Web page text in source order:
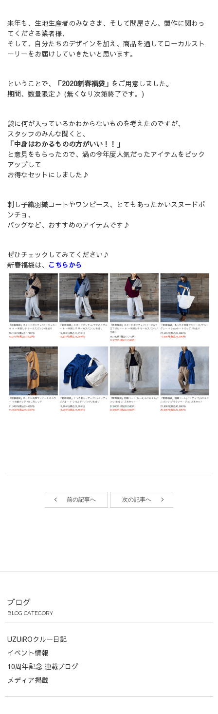
来年も、生地生産者のみなさま、そして問屋さん、製作に関わっ
てくださる業者様、
そして、自分たちのデザインを加え、商品を通してローカルスト
ーリーをお届けしていきたいと思います。
ということで、 「2020新春福袋」 をご用意しました。
期間、数量限定♪ (無くなり次第終了です。)
袋に何が入っているかわからないものを考えたのですが、
スタッフのみんな聞くと、
「中身はわかるものの方がいい！！」
と意見をもらったので、渦の今年度人気だったアイテムをピック
アップして
お得なセットにしました♪
刺し子織羽織コートやワンピース、とてもあったかいスヌードポ
ンチョ、
バッグなど、おすすめのアイテムです♪
ぜひチェックしてみてください♪
新春福袋は、 こちらから
前の記事へ 次の記事へ
ブログ
BLOG CATEGORY
UZUiROクルー日記
イベント情報
10周年記念 連載ブログ
メディア掲載